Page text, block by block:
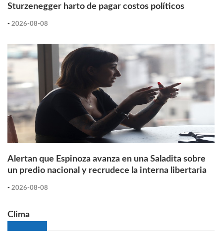
Sturzenegger harto de pagar costos políticos
- 2026-08-08
Alertan que Espinoza avanza en una Saladita sobre
un predio nacional y recrudece la interna libertaria
- 2026-08-08
Clima